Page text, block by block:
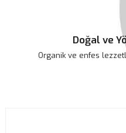
Doğal ve
Organik ve enfes